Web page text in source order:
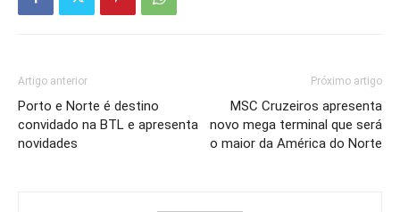
Artigo anterior
Porto e Norte é destino
convidado na BTL e apresenta
novidades
Próximo artigo
MSC Cruzeiros apresenta
novo mega terminal que será
o maior da América do Norte